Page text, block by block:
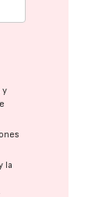
y
la